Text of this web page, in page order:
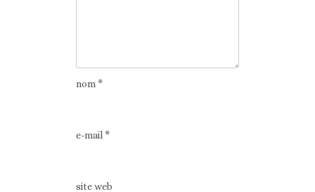
nom*
e-mail*
site web